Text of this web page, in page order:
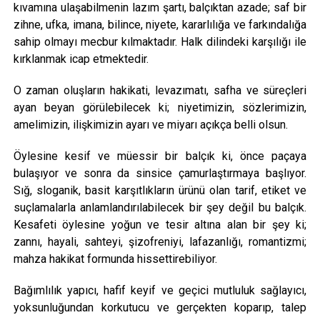
kıvamına ulaşabilmenin lazım şartı, balçıktan azade; saf bir
zihne, ufka, imana, bilince, niyete, kararlılığa ve farkındalığa
sahip olmayı mecbur kılmaktadır. Halk dilindeki karşılığı ile
kırklanmak icap etmektedir.
O zaman oluşların hakikati, levazımatı, safha ve süreçleri
ayan beyan görülebilecek ki; niyetimizin, sözlerimizin,
amelimizin, ilişkimizin ayarı ve miyarı açıkça belli olsun.
Öylesine kesif ve müessir bir balçık ki, önce paçaya
bulaşıyor ve sonra da sinsice çamurlaştırmaya başlıyor.
Sığ, sloganik, basit karşıtlıkların ürünü olan tarif, etiket ve
suçlamalarla anlamlandırılabilecek bir şey değil bu balçık.
Kesafeti öylesine yoğun ve tesir altına alan bir şey ki;
zannı, hayali, sahteyi, şizofreniyi, lafazanlığı, romantizmi;
mahza hakikat formunda hissettirebiliyor.
Bağımlılık yapıcı, hafif keyif ve geçici mutluluk sağlayıcı,
yoksunluğundan korkutucu ve gerçekten koparıp, talep